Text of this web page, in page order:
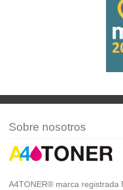
Sobre nosotros
A4TONER® marca registrada